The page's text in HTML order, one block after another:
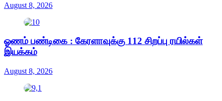
August 8, 2026
ஓணம் பண்டிகை : கேரளாவுக்கு 112 சிறப்பு ரயில்கள்
இயக்கம்
August 8, 2026